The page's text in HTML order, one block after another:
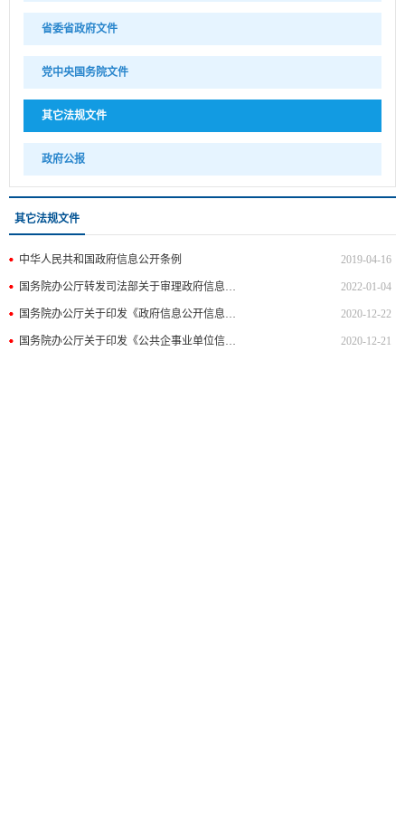
省委省政府文件
党中央国务院文件
其它法规文件
政府公报
其它法规文件
中华人民共和国政府信息公开条例 2019-04-16
国务院办公厅转发司法部关于审理政府信息公开行政复议案件若干问题指导意见的通知 2022-01-04
国务院办公厅关于印发《政府信息公开信息处理费管理办法》的通知 2020-12-22
国务院办公厅关于印发《公共企事业单位信息公开规定制定办法》的通知 2020-12-21